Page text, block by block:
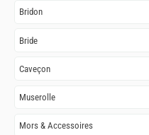
Bridon
Bride
Caveçon
Muserolle
Mors & Accessoires